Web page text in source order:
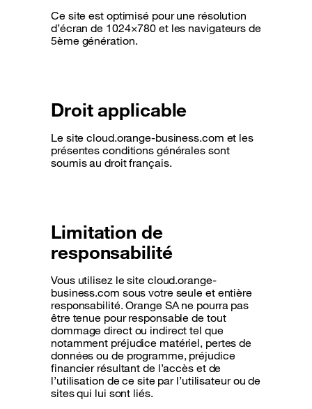
Ce site est optimisé pour une résolution
d’écran de 1024×780 et les navigateurs de
5ème génération.
Droit applicable
Le site cloud.orange-business.com et les
présentes conditions générales sont
soumis au droit français.
Limitation de
responsabilité
Vous utilisez le site cloud.orange-
business.com sous votre seule et entière
responsabilité. Orange SA ne pourra pas
être tenue pour responsable de tout
dommage direct ou indirect tel que
notamment préjudice matériel, pertes de
données ou de programme, préjudice
financier résultant de l’accès et de
l’utilisation de ce site par l’utilisateur ou de
sites qui lui sont liés.